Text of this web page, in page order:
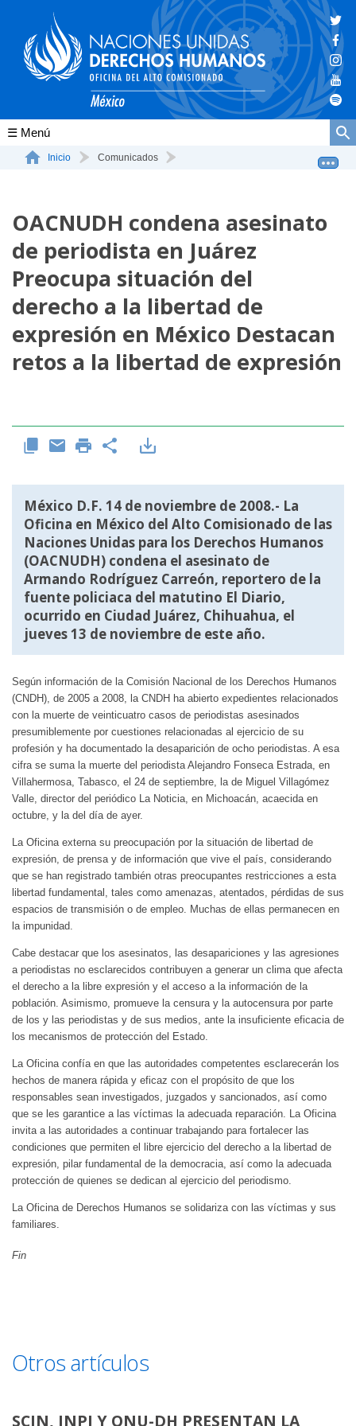
Conócenos
La ONU-DH en México
Vacantes ONU-DH México
ONU-DH en el tiempo
Inicio Comunicados
OACNUDH condena asesinato
de periodista en Juárez
Preocupa situación del
derecho a la libertad de
expresión en México Destacan
retos a la libertad de expresión
México D.F. 14 de noviembre de 2008.- La
Oficina en México del Alto Comisionado de las
Naciones Unidas para los Derechos Humanos
(OACNUDH) condena el asesinato de
Armando Rodríguez Carreón, reportero de la
fuente policiaca del matutino El Diario,
ocurrido en Ciudad Juárez, Chihuahua, el
jueves 13 de noviembre de este año.
Según información de la Comisión Nacional de los Derechos Humanos
(CNDH), de 2005 a 2008, la CNDH ha abierto expedientes relacionados
con la muerte de veinticuatro casos de periodistas asesinados
presumiblemente por cuestiones relacionadas al ejercicio de su
profesión y ha documentado la desaparición de ocho periodistas. A esa
cifra se suma la muerte del periodista Alejandro Fonseca Estrada, en
Villahermosa, Tabasco, el 24 de septiembre, la de Miguel Villagómez
Valle, director del periódico La Noticia, en Michoacán, acaecida en
octubre, y la del día de ayer.
La Oficina externa su preocupación por la situación de libertad de
expresión, de prensa y de información que vive el país, considerando
que se han registrado también otras preocupantes restricciones a esta
libertad fundamental, tales como amenazas, atentados, pérdidas de sus
espacios de transmisión o de empleo. Muchas de ellas permanecen en
la impunidad.
Cabe destacar que los asesinatos, las desapariciones y las agresiones
a periodistas no esclarecidos contribuyen a generar un clima que afecta
el derecho a la libre expresión y el acceso a la información de la
población. Asimismo, promueve la censura y la autocensura por parte
de los y las periodistas y de sus medios, ante la insuficiente eficacia de
los mecanismos de protección del Estado.
La Oficina confía en que las autoridades competentes esclarecerán los
hechos de manera rápida y eficaz con el propósito de que los
responsables sean investigados, juzgados y sancionados, así como
que se les garantice a las víctimas la adecuada reparación. La Oficina
invita a las autoridades a continuar trabajando para fortalecer las
condiciones que permiten el libre ejercicio del derecho a la libertad de
expresión, pilar fundamental de la democracia, así como la adecuada
protección de quienes se dedican al ejercicio del periodismo.
La Oficina de Derechos Humanos se solidariza con las víctimas y sus
familiares.
Fin
Otros artículos
SCJN, INPI Y ONU-DH PRESENTAN LA